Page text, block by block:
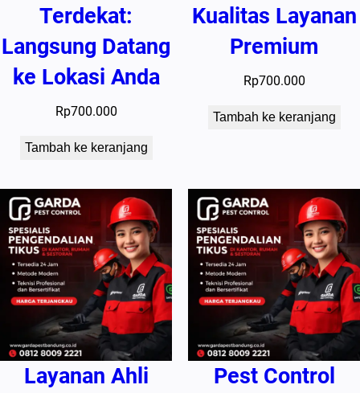
Terdekat:
Langsung Datang
ke Lokasi Anda
Rp700.000
Tambah ke keranjang
Kualitas Layanan
Premium
Rp700.000
Tambah ke keranjang
Layanan Ahli
Pest Control